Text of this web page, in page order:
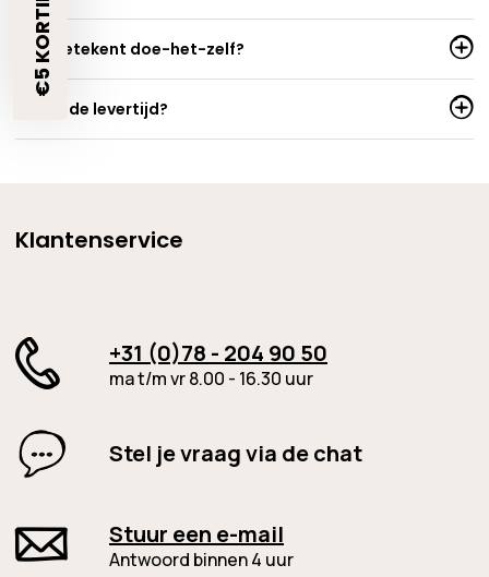
Wat betekent doe-het-zelf?
Wat is de levertijd?
Klantenservice
+31 (0)78 - 204 90 50
ma t/m vr 8.00 - 16.30 uur
Stel je vraag via de chat
Stuur een e-mail
Antwoord binnen 4 uur